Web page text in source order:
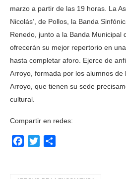
marzo a partir de las 19 horas. La
Nicolás’, de Pollos, la Banda
Renedo, junto a la Banda Municipal
ofrecerán su mejor repertorio en
hasta completar aforo. Ejerce de
Arroyo, formada por los alumnos de
Arroyo, que tienen su sede
cultural.
Compartir en redes:
Facebook
Twitter